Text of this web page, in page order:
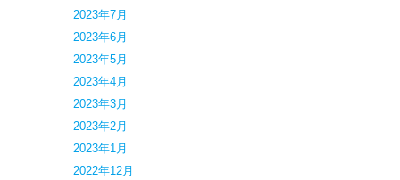
2023年7月
2023年6月
2023年5月
2023年4月
2023年3月
2023年2月
2023年1月
2022年12月